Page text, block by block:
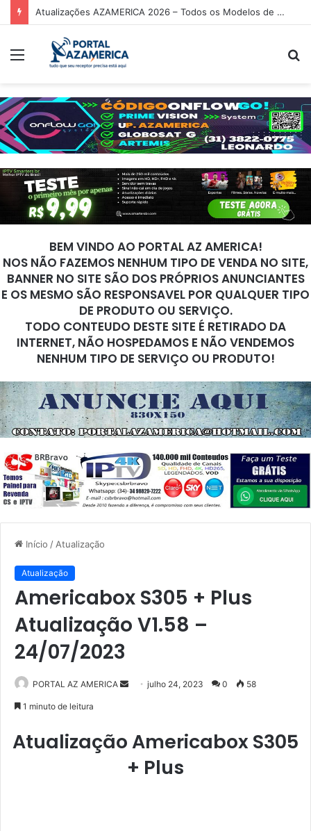
Tuning P920 Atualização V2.25 – 17/03/2026
BEM VINDO AO PORTAL AZ AMERICA!
NOS NÃO FAZEMOS NENHUM TIPO DE VENDA NO SITE,
BANNER NO SITE SÃO DOS PRÓPRIOS ANUNCIANTES
E OS MESMO SÃO RESPONSAVEL POR QUALQUER TIPO
DE PRODUTO OU SERVIÇO.
TODO CONTEUDO DESTE SITE É RETIRADO DA
INTERNET, NÃO HOSPEDAMOS E NÃO VENDEMOS
NENHUM TIPO DE SERVIÇO OU PRODUTO!
Início / Atualização
Atualização
Americabox S305 + Plus
Atualização V1.58 –
24/07/2023
PORTAL AZ AMERICA
e
u
julho 24, 2023 0 58
1 minuto de leitura
Atualização Americabox S305
+ Plus